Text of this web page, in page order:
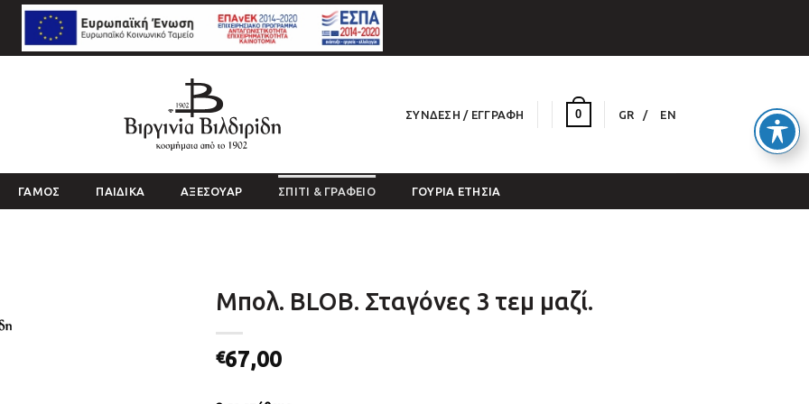
ΣΎΝΔΕΣΗ / ΕΓΓΡΑΦΉ 0 GR EN
ΓΑΜΟΣ ΠΑΙΔΙΚΑ ΑΞΕΣΟΥΑΡ ΣΠΙΤΙ & ΓΡΑΦΕΙΟ ΓΟΎΡΙΑ ΕΤΉΣΙΑ
Μπολ. BLOB. Σταγόνες 3 τεμ μαζί.
€67,00